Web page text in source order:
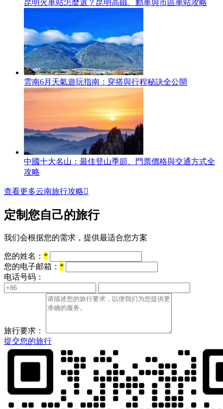
昆明火車站怎麼選？昆明高鐵、動車與市區車站攻略
雲南6月天氣遊玩指南：穿搭與行程秘訣全公開
中國十大名山：最佳登山季節、門票價格與交通方式全
攻略
查看更多云南旅行攻略
定制您自己的旅行
我们会根据您的需求，提供最适合您方案
您的姓名： *
您的电子邮箱： *
电话号码：
旅行要求：
提交您的旅行